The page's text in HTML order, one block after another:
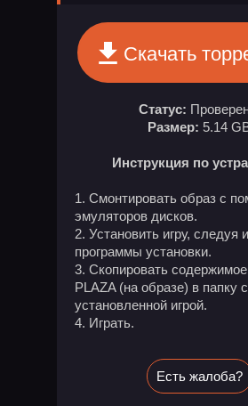
Скачать
Статус:
Размер: 5.14
Инструкция по
Смонтировать образ с
эмуляторов дисков.
Установить игру, следуя
программы установки.
Скопировать
PLAZA (на образе) в папку с
установленной игрой.
Играть.
Есть жалоба?